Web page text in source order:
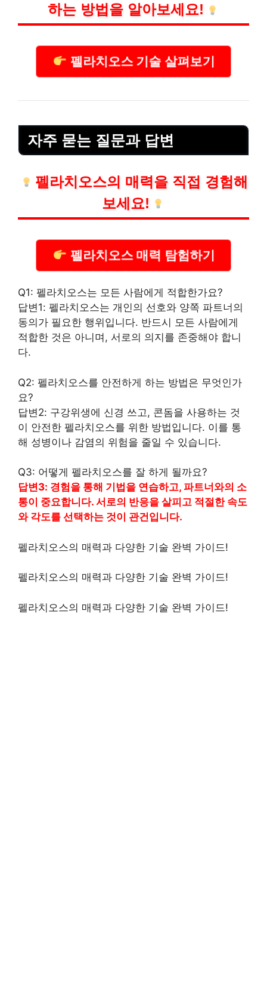
하는 방법을 알아보세요!
펠라치오스 기술 살펴보기
자주 묻는 질문과 답변
펠라치오스의 매력을 직접 경험해
보세요!
펠라치오스 매력 탐험하기
Q1: 펠라치오스는 모든 사람에게 적합한가요?
답변1: 펠라치오스는 개인의 선호와 양쪽 파트너의
동의가 필요한 행위입니다. 반드시 모든 사람에게
적합한 것은 아니며, 서로의 의지를 존중해야 합니
다.
Q2: 펠라치오스를 안전하게 하는 방법은 무엇인가
요?
답변2: 구강위생에 신경 쓰고, 콘돔을 사용하는 것
이 안전한 펠라치오스를 위한 방법입니다. 이를 통
해 성병이나 감염의 위험을 줄일 수 있습니다.
Q3: 어떻게 펠라치오스를 잘 하게 될까요?
답변3: 경험을 통해 기법을 연습하고, 파트너와의 소
통이 중요합니다. 서로의 반응을 살피고 적절한 속도
와 각도를 선택하는 것이 관건입니다.
펠라치오스의 매력과 다양한 기술 완벽 가이드!
펠라치오스의 매력과 다양한 기술 완벽 가이드!
펠라치오스의 매력과 다양한 기술 완벽 가이드!